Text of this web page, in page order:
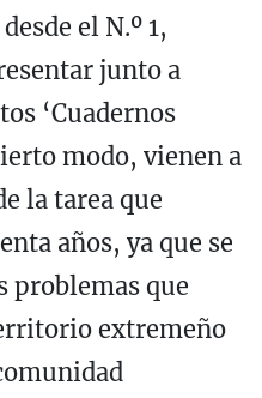
el N.º 1,
junto a
‘Cuadernos
modo, vienen a
la tarea que
años, ya que se
problemas que
extremeño